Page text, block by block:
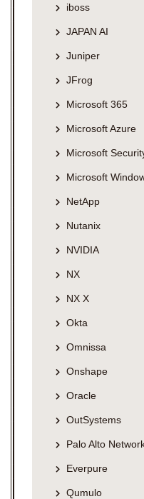
iboss
JAPAN AI
Juniper
JFrog
Microsoft 365
Microsoft Azure
Microsoft
Microsoft
NetApp
Nutanix
NVIDIA
NX
NX X
Okta
Omnissa
Onshape
Oracle
OutSystems
Palo Alto
Everpure
Qumulo